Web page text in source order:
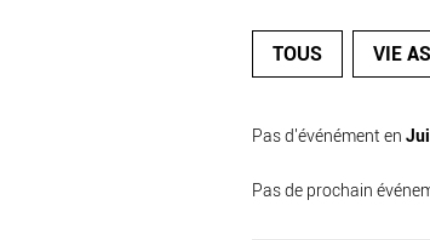
TOUS VIE
Pas d'événément en
Pas de prochain